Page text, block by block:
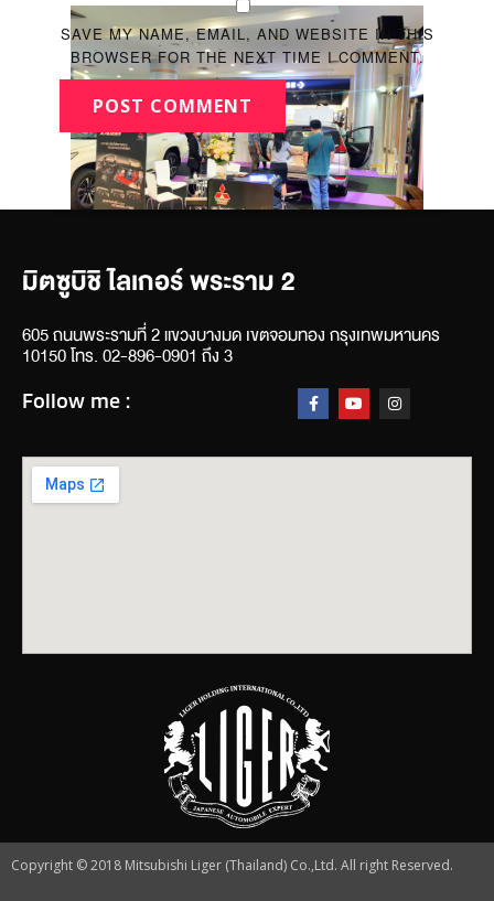
SAVE MY NAME, EMAIL, AND WEBSITE IN THIS
BROWSER FOR THE NEXT TIME I COMMENT.
POST COMMENT
มิตซูบิชิ ไลเกอร์ พระราม 2
605 ถนนพระรามที่ 2 แขวงบางมด เขตจอมทอง กรุงเทพมหานคร
10150 โทร. 02-896-0901 ถึง 3
Follow me :
Copyright © 2018 Mitsubishi Liger (Thailand) Co.,Ltd. All right Reserved.